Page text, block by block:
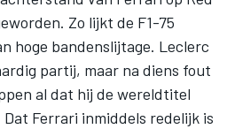
Zo lijkt de F1-75
hoge bandenslijtage. Leclerc
partij, maar na diens fout
al dat hij de wereldtitel
Ferrari inmiddels redelijk is